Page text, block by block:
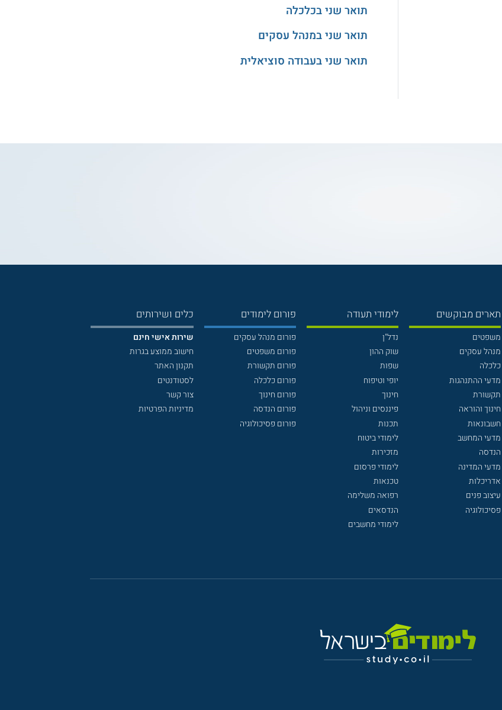
תואר שני בכלכלה
תואר שני במנהל עסקים
תואר שני בעבודה סוציאלית
תארים מבוקשים
משפטים
מנהל עסקים
כלכלה
מדעי ההתנהגות
תקשורת
חינוך והוראה
חשבונאות
מדעי המחשב
הנדסה
מדעי המדינה
אדריכלות
עיצוב פנים
פסיכולוגיה
לימודי תעודה
נדל"ן
שוק ההון
שפות
יופי וטיפוח
חינוך
פיננסים וניהול
תכנות
לימודי ביטוח
מזכירות
לימודי פרסום
טכנאות
רפואה משלימה
הנדסאים
לימודי מחשבים
פורום לימודים
פורום מנהל עסקים
פורום משפטים
פורום תקשורת
פורום כלכלה
פורום חינוך
פורום הנדסה
פורום פסיכולוגיה
כלים ושירותים
שירות אישי חינם
חישוב ממוצע בגרות
תקנון האתר
לסטודנטים
צור קשר
מדיניות הפרטיות